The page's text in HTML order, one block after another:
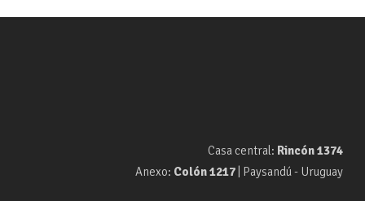
Casa central: Rincón 1374
Anexo: Colón 1217 | Paysandú - Uruguay